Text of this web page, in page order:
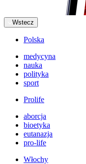
Wstecz
Polska
medycyna
nauka
polityka
sport
Prolife
aborcja
bioetyka
eutanazja
pro-life
Włochy